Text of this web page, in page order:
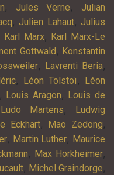
, Jules Verne, Julian
, Julien Lahaut, Julius
Karl Marx, Karl Marx-Le
Gottwald , Konstantin
, Lavrenti Beria,
, Léon Tolstoï,
Léon
, Louis Aragon, Louis de
Ludo Martens,
Ludwig
Eckhart, Mao Zedong,
, Martin Luther, Maurice
, Max Horkheimer,
, Michel Graindorge,